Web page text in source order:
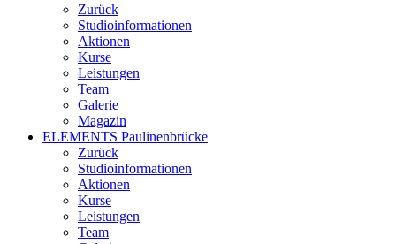
Zurück
Studioinformationen
Aktionen
Kurse
Leistungen
Team
Galerie
Magazin
ELEMENTS Paulinenbrücke
Zurück
Studioinformationen
Aktionen
Kurse
Leistungen
Team